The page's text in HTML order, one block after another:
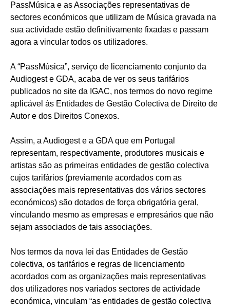
PassMúsica e as Associações representativas de
sectores económicos que utilizam de Música gravada na
sua actividade estão definitivamente fixadas e passam
agora a vincular todos os utilizadores.
A “PassMúsica”, serviço de licenciamento conjunto da
Audiogest e GDA, acaba de ver os seus tarifários
publicados no site da IGAC, nos termos do novo regime
aplicável às Entidades de Gestão Colectiva de Direito de
Autor e dos Direitos Conexos.
Assim, a Audiogest e a GDA que em Portugal
representam, respectivamente, produtores musicais e
artistas são as primeiras entidades de gestão colectiva
cujos tarifários (previamente acordados com as
associações mais representativas dos vários sectores
económicos) são dotados de força obrigatória geral,
vinculando mesmo as empresas e empresários que não
sejam associados de tais associações.
Nos termos da nova lei das Entidades de Gestão
colectiva, os tarifários e regras de licenciamento
acordados com as organizações mais representativas
dos utilizadores nos variados sectores de actividade
económica, vinculam “as entidades de gestão colectiva